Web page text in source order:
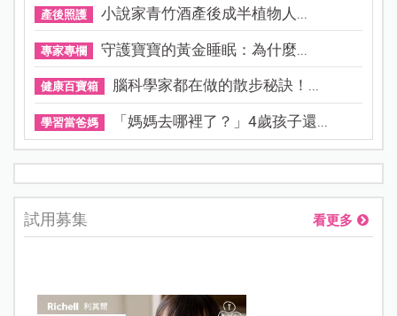
產後照護 小說家青竹酒產後成半植物人...
專家專欄 守護寶寶的黃金睡眠：為什麼...
健康百寶箱 腦科學家都在做的散步秘訣！...
學習當爸媽 「媽媽去哪裡了？」4歲孩子還...
試用募集 看更多